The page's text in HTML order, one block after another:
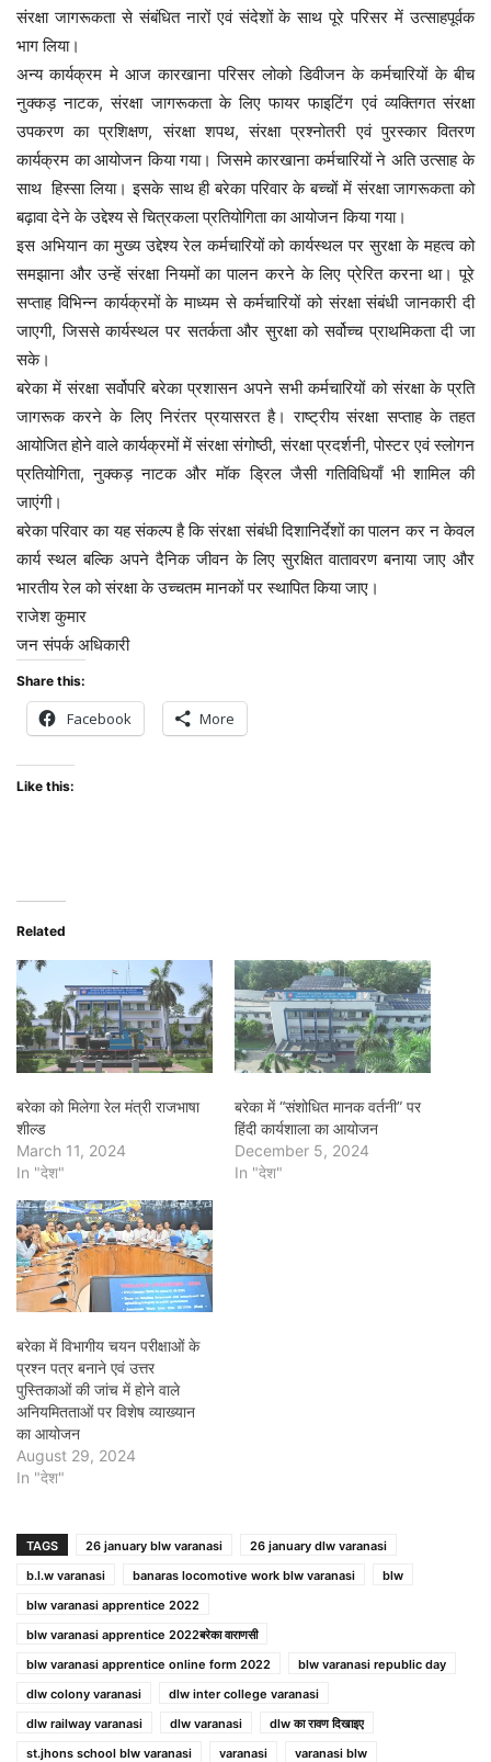
संरक्षा जागरूकता से संबंधित नारों एवं संदेशों के साथ पूरे परिसर में उत्साहपूर्वक
भाग लिया।
अन्य कार्यक्रम मे आज कारखाना परिसर लोको डिवीजन के कर्मचारियों के बीच
नुक्कड़ नाटक, संरक्षा जागरूकता के लिए फायर फाइटिंग एवं व्यक्तिगत संरक्षा
उपकरण का प्रशिक्षण, संरक्षा शपथ, संरक्षा प्रश्नोतरी एवं पुरस्कार वितरण
कार्यक्रम का आयोजन किया गया। जिसमे कारखाना कर्मचारियों ने अति उत्साह के
साथ हिस्सा लिया। इसके साथ ही बरेका परिवार के बच्चों में संरक्षा जागरूकता को
बढ़ावा देने के उद्देश्य से चित्रकला प्रतियोगिता का आयोजन किया गया।
इस अभियान का मुख्य उद्देश्य रेल कर्मचारियों को कार्यस्थल पर सुरक्षा के महत्व को
समझाना और उन्हें संरक्षा नियमों का पालन करने के लिए प्रेरित करना था। पूरे
सप्ताह विभिन्न कार्यक्रमों के माध्यम से कर्मचारियों को संरक्षा संबंधी जानकारी दी
जाएगी, जिससे कार्यस्थल पर सतर्कता और सुरक्षा को सर्वोच्च प्राथमिकता दी जा
सके।
बरेका में संरक्षा सर्वोपरि बरेका प्रशासन अपने सभी कर्मचारियों को संरक्षा के प्रति
जागरूक करने के लिए निरंतर प्रयासरत है। राष्ट्रीय संरक्षा सप्ताह के तहत
आयोजित होने वाले कार्यक्रमों में संरक्षा संगोष्ठी, संरक्षा प्रदर्शनी, पोस्टर एवं स्लोगन
प्रतियोगिता, नुक्कड़ नाटक और मॉक ड्रिल जैसी गतिविधियाँ भी शामिल की
जाएंगी।
बरेका परिवार का यह संकल्प है कि संरक्षा संबंधी दिशानिर्देशों का पालन कर न केवल
कार्य स्थल बल्कि अपने दैनिक जीवन के लिए सुरक्षित वातावरण बनाया जाए और
भारतीय रेल को संरक्षा के उच्चतम मानकों पर स्थापित किया जाए।
राजेश कुमार
जन संपर्क अधिकारी
Share this:
Facebook More
Like this:
Related
बरेका को मिलेगा रेल मंत्री राजभाषा
शील्ड
March 11, 2024
In "देश"
बरेका में “संशोधित मानक वर्तनी” पर
हिंदी कार्यशाला का आयोजन
December 5, 2024
In "देश"
बरेका में विभागीय चयन परीक्षाओं के
प्रश्न पत्र बनाने एवं उत्तर
पुस्तिकाओं की जांच में होने वाले
अनियमितताओं पर विशेष व्याख्यान
का आयोजन
August 29, 2024
In "देश"
TAGS 26 january blw varanasi
26 january dlw varanasi
b.l.w varanasi
banaras locomotive work blw varanasi
blw
blw varanasi apprentice 2022
blw varanasi apprentice 2022बरेका वाराणसी
blw varanasi apprentice online form 2022
blw varanasi republic day
dlw colony varanasi
dlw inter college varanasi
dlw railway varanasi
dlw varanasi
dlw का रावण दिखाइए
st.jhons school blw varanasi
varanasi
varanasi blw